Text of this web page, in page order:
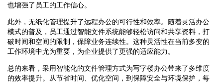
也增强了员工的工作信心。
此外，无纸化管理提升了远程办公的可行性和效率。随着灵活办公
模式的普及，员工通过智能文件系统能够轻松访问和共享资料，打
破时间和空间的限制，保障业务连续性。这种灵活性在当前多变的
工作环境中尤为重要，为企业提供了更强的适应能力。
总的来看，采用智能化的文件管理方式为写字楼办公带来了多维度
的效率提升。从节省时间、优化空间，到保障安全与环境保护，每